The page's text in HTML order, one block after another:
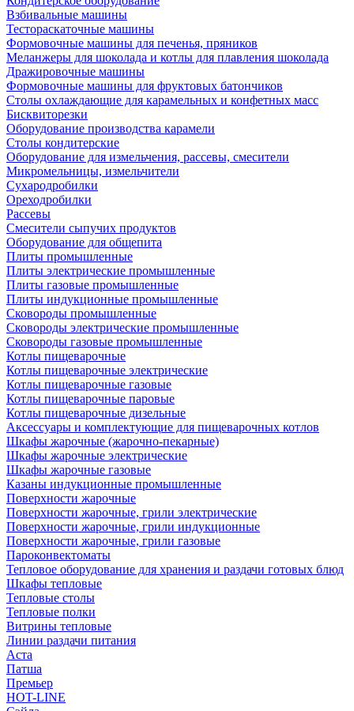
Взбивальные машины
Тестораскаточные машины
Формовочные машины для печенья, пряников
Меланжеры для шоколада и котлы для плавления шоколада
Дражировочные машины
Формовочные машины для фруктовых батончиков
Столы охлаждающие для карамельных и конфетных масс
Бисквиторезки
Оборудование производства карамели
Столы кондитерские
Оборудование для измельчения, рассевы, смесители
Микромельницы, измельчители
Сухародробилки
Ореходробилки
Рассевы
Смесители сыпучих продуктов
Оборудование для общепита
Плиты промышленные
Плиты электрические промышленные
Плиты газовые промышленные
Плиты индукционные промышленные
Сковороды промышленные
Сковороды электрические промышленные
Сковороды газовые промышленные
Котлы пищеварочные
Котлы пищеварочные электрические
Котлы пищеварочные газовые
Котлы пищеварочные паровые
Котлы пищеварочные дизельные
Аксессуары и комплектующие для пищеварочных котлов
Шкафы жарочные (жарочно-пекарные)
Шкафы жарочные электрические
Шкафы жарочные газовые
Казаны индукционные промышленные
Поверхности жарочные
Поверхности жарочные, грили электрические
Поверхности жарочные, грили индукционные
Поверхности жарочные, грили газовые
Пароконвектоматы
Тепловое оборудование для хранения и раздачи готовых блюд
Шкафы тепловые
Тепловые столы
Тепловые полки
Витрины тепловые
Линии раздачи питания
Аста
Патша
Премьер
HOT-LINE